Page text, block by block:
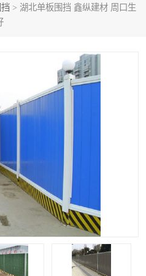
挡 > 湖北单板围挡 鑫纵建材 周口生
楼层板
钢结构配件
彩钢板